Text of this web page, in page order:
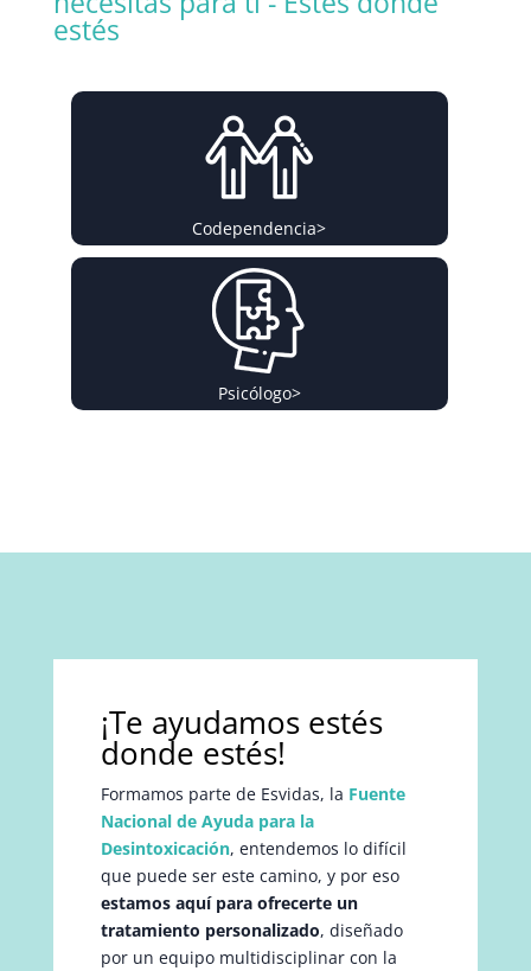
estés
Codependencia>
Psicólogo>
¡Te ayudamos estés
donde estés!
Formamos parte de Esvidas, la Fuente
Nacional de Ayuda para la
Desintoxicación, entendemos lo difícil
que puede ser este camino, y por eso
estamos aquí para ofrecerte un
tratamiento personalizado, diseñado
por un equipo multidisciplinar con la